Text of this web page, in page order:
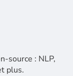
source : NLP,
plus.